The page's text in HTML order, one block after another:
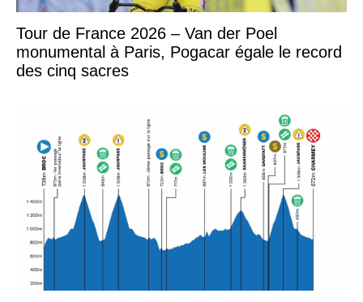
Tour de France 2026 – Van der Poel
monumental à Paris, Pogacar égale le record
des cinq sacres